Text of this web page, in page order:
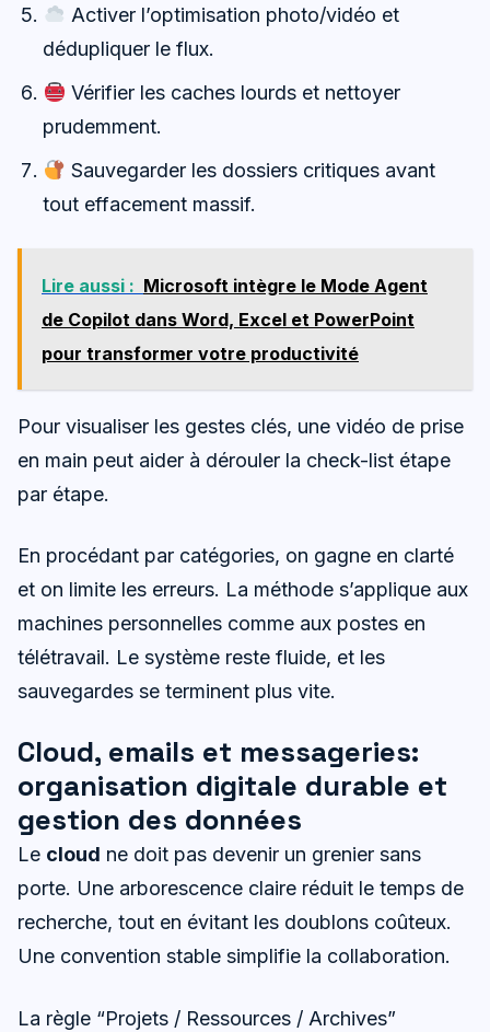
Activer l’optimisation photo/vidéo et
dédupliquer le flux.
Vérifier les caches lourds et nettoyer
prudemment.
Sauvegarder les dossiers critiques avant
tout effacement massif.
Lire aussi : Microsoft intègre le Mode Agent
de Copilot dans Word, Excel et PowerPoint
pour transformer votre productivité
Pour visualiser les gestes clés, une vidéo de prise
en main peut aider à dérouler la check-list étape
par étape.
En procédant par catégories, on gagne en clarté
et on limite les erreurs. La méthode s’applique aux
machines personnelles comme aux postes en
télétravail. Le système reste fluide, et les
sauvegardes se terminent plus vite.
Cloud, emails et messageries:
organisation digitale durable et
gestion des données
Le cloud ne doit pas devenir un grenier sans
porte. Une arborescence claire réduit le temps de
recherche, tout en évitant les doublons coûteux.
Une convention stable simplifie la collaboration.
La règle “Projets / Ressources / Archives”